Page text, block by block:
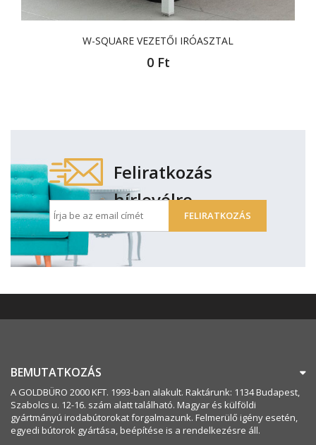
W-SQUARE VEZETŐI IRÓASZTAL
0 Ft
Feliratkozás
hírlevélre
BEMUTATKOZÁS
A GOLDBÜRO 2000 KFT. 1993-ban alakult. Raktárunk: 1134 Budapest,
Szabolcs u. 12-16. szám alatt található. Magyar és külföldi
gyártmányú irodabútorokat forgalmazunk. Felmerülő igény esetén,
egyedi bútorok gyártása, beépítése is a rendelkezésre áll.